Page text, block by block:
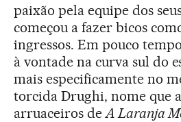
paixão pela equipe dos
começou a fazer bicos
ingressos. Em pouco
à vontade na curva sul do
mais especificamente no
torcida Drughi, nome que
arruaceiros de A Laranja